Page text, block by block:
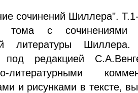
сочинений Шиллера".
тома с сочинениями
литературы Шиллера.
редакцией
литературными
и рисунками в тексте,